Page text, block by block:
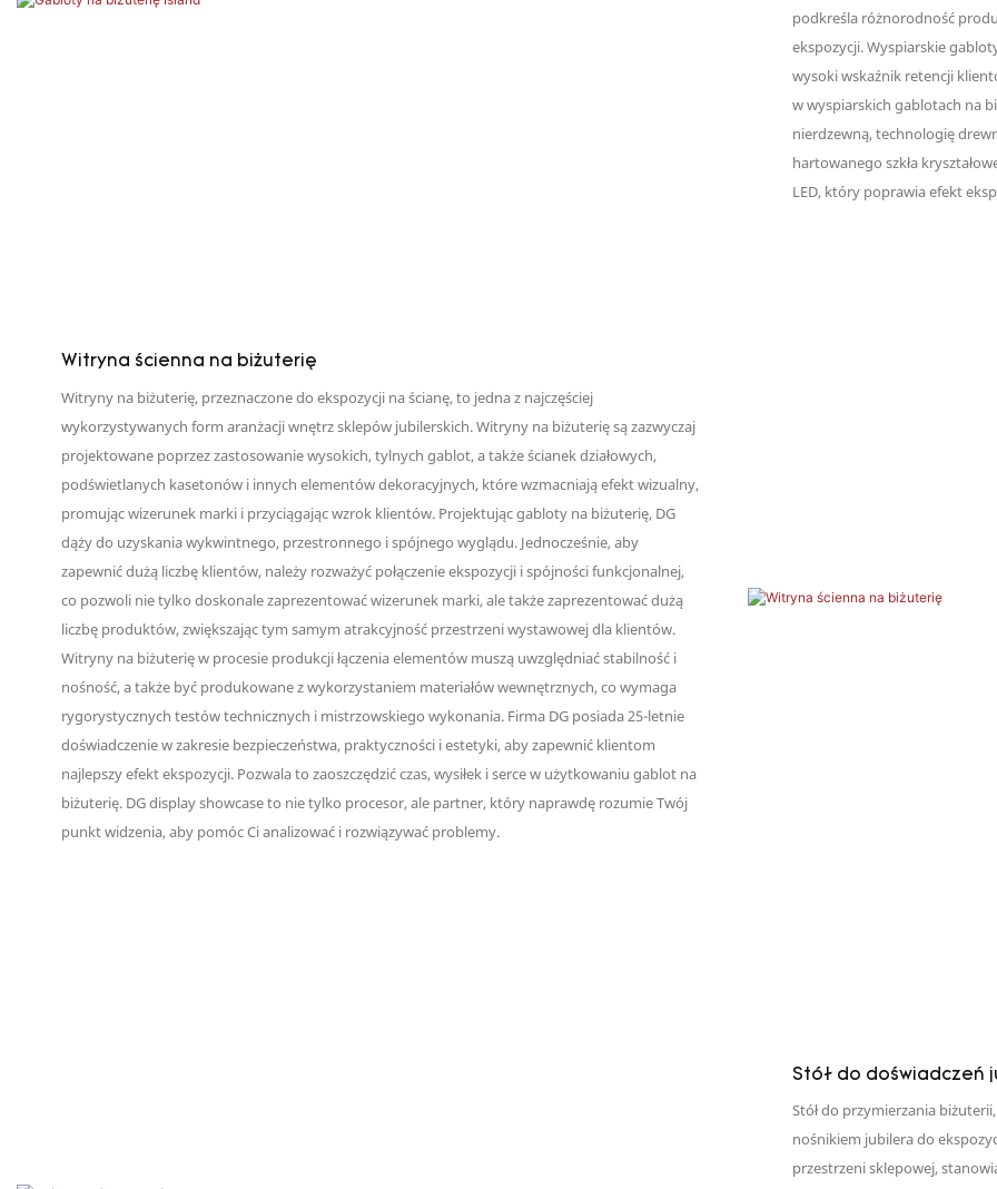
podkreśla różnorodność
ekspozycji. Wyspiarskie
wysoki wskaźnik retencji
w wyspiarskich gablotach na
nierdzewną, technologię
hartowanego szkła
LED, który poprawia efekt
Witryna ścienna na biżuterię
Witryny na biżuterię, przeznaczone do ekspozycji na ścianę, to jedna z najczęściej
wykorzystywanych form aranżacji wnętrz sklepów jubilerskich. Witryny na biżuterię są zazwyczaj
projektowane poprzez zastosowanie wysokich, tylnych gablot, a także ścianek działowych,
podświetlanych kasetonów i innych elementów dekoracyjnych, które wzmacniają efekt wizualny,
promując wizerunek marki i przyciągając wzrok klientów. Projektując gabloty na biżuterię, DG
dąży do uzyskania wykwintnego, przestronnego i spójnego wyglądu. Jednocześnie, aby
zapewnić dużą liczbę klientów, należy rozważyć połączenie ekspozycji i spójności funkcjonalnej,
co pozwoli nie tylko doskonale zaprezentować wizerunek marki, ale także zaprezentować dużą
liczbę produktów, zwiększając tym samym atrakcyjność przestrzeni wystawowej dla klientów.
Witryny na biżuterię w procesie produkcji łączenia elementów muszą uwzględniać stabilność i
nośność, a także być produkowane z wykorzystaniem materiałów wewnętrznych, co wymaga
rygorystycznych testów technicznych i mistrzowskiego wykonania. Firma DG posiada 25-letnie
doświadczenie w zakresie bezpieczeństwa, praktyczności i estetyki, aby zapewnić klientom
najlepszy efekt ekspozycji. Pozwala to zaoszczędzić czas, wysiłek i serce w użytkowaniu gablot na
biżuterię. DG display showcase to nie tylko procesor, ale partner, który naprawdę rozumie Twój
punkt widzenia, aby pomóc Ci analizować i rozwiązywać problemy.
Stół do doświadczeń
Stół do przymierzania
nośnikiem jubilera do
przestrzeni sklepowej,